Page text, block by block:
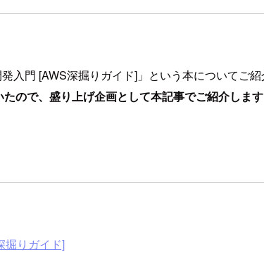
入門 [AWS深掘りガイド]」という本についてご
ので、盛り上げ企画として本記事でご紹介します
掘りガイド]